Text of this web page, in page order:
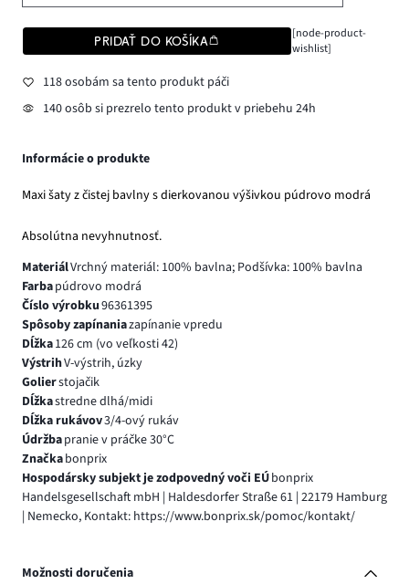
PRIDAŤ DO KOŠÍKA
[node-product-
wishlist]
118 osobám sa tento produkt páči
140 osôb si prezrelo tento produkt v priebehu 24h
Informácie o produkte
Maxi šaty z čistej bavlny s dierkovanou výšivkou púdrovo modrá
Absolútna nevyhnutnosť.
MateriálVrchný materiál: 100% bavlna; Podšívka: 100% bavlna
Farbapúdrovo modrá
Číslo výrobku96361395
Spôsoby zapínaniazapínanie vpredu
Dĺžka126 cm (vo veľkosti 42)
VýstrihV-výstrih, úzky
Golierstojačik
Dĺžkastredne dlhá/midi
Dĺžka rukávov3/4-ový rukáv
Údržbapranie v práčke 30°C
Značkabonprix
Hospodársky subjekt je zodpovedný voči EÚbonprix
Handelsgesellschaft mbH | Haldesdorfer Straße 61 | 22179 Hamburg
| Nemecko, Kontakt: https://www.bonprix.sk/pomoc/kontakt/
Možnosti doručenia